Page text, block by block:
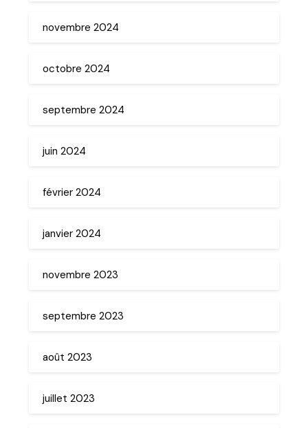
novembre 2024
octobre 2024
septembre 2024
juin 2024
février 2024
janvier 2024
novembre 2023
septembre 2023
août 2023
juillet 2023